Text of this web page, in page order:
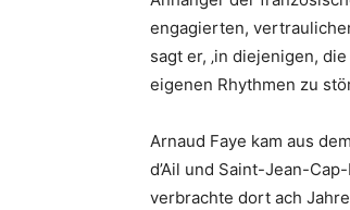
engagierten,
sagt er, ‚in diejenigen,
eigenen Rhythmen zu
Arnaud Faye kam aus
d’Ail und Saint-Jean-
verbrachte dort ach